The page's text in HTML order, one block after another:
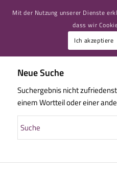
Neue Suche
Suchergebnis nicht
einem Wortteil oder einer
Mit der Nutzung unserer Dienste
dass wir
Ich akzeptiere